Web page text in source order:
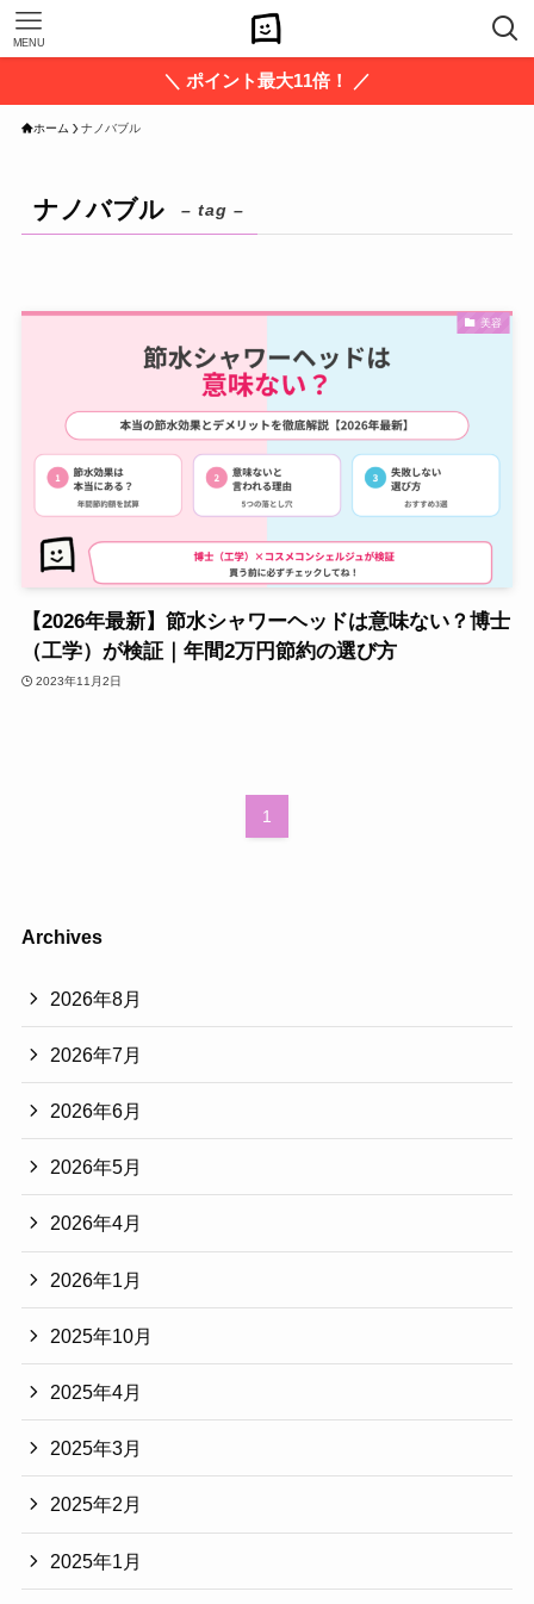
MENU
＼ ポイント最大11倍！ ／
ホーム ナノバブル
ナノバブル – tag –
美容
【2026年最新】節水シャワーヘッドは意味ない？博士
（工学）が検証｜年間2万円節約の選び方
2023年11月2日
1
Archives
2026年8月
2026年7月
2026年6月
2026年5月
2026年4月
2026年1月
2025年10月
2025年4月
2025年3月
2025年2月
2025年1月